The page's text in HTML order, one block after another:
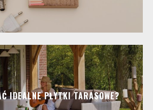
IDEALNE PŁYTKI TARASOWE?